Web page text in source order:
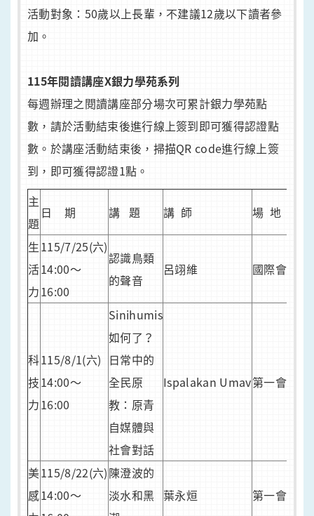
活動對象：50歲以上長輩，不建議12歲以下讀者參
加。
115年閱讀講座X銀力學苑系列
每週辦理之閱讀講座部分場次可累計銀力學苑點
數，請於活動結束後進行線上簽到即可獲得認證點
數。於講座活動結束後，掃描QR code進行線上簽
到，即可獲得認證1點。
主
題
日 期 講 題 講 師 場 地
生
活
力
115/7/25(六)
14:00～
16:00
認識鳥類
的聲音
呂翊維 國際會議廳
科
技
力
115/8/1(六)
14:00～
16:00
Sinihumis
如何了？
日常中的
全民原
教：原青
自媒體與
社會對話
Ispalakan Umav第一會議室
美
感
115/8/22(六)
14:00～
陳澄波的
淡水和黑
葉永烜 第一會議室